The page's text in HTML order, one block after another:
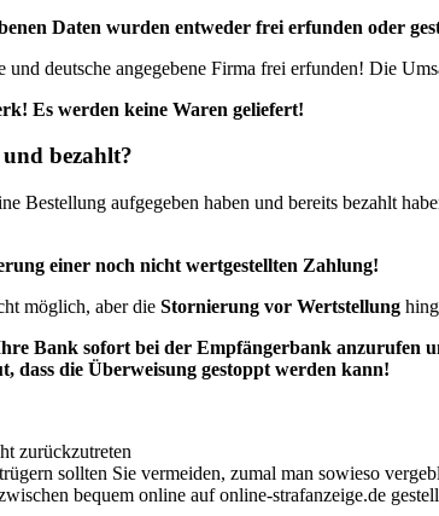
Daten wurden entweder frei erfunden oder
und deutsche angegebene Firma frei erfunden! Die
Es werden keine Waren geliefert!
bezahlt?
Bestellung aufgegeben haben und bereits bezahlt
einer noch nicht wertgestellten Zahlung!
möglich, aber die Stornierung vor Wertstellung
Bank sofort bei der Empfängerbank anzurufen
dass die Überweisung gestoppt werden kann!
zurückzutreten
sollten Sie vermeiden, zumal man sowieso
bequem online auf online-strafanzeige.de